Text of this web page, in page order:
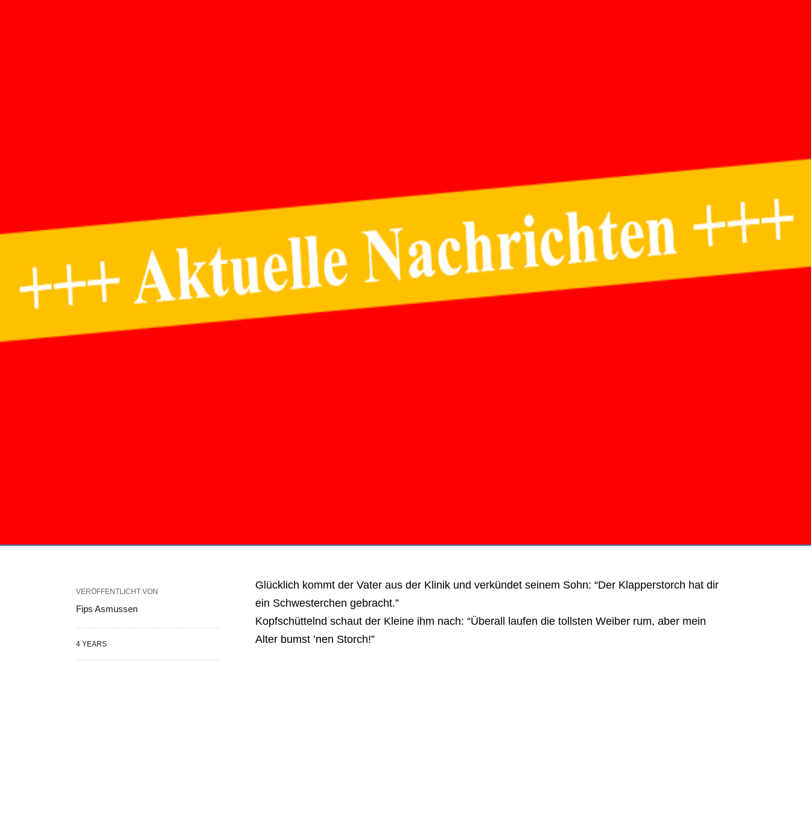
Glücklich kommt der Vater aus der Klinik und verkündet seinem Sohn: “Der Klapperstorch hat dir
ein Schwesterchen gebracht.”
Kopfschüttelnd schaut der Kleine ihm nach: “Überall laufen die tollsten Weiber rum, aber mein
Alter bumst ’nen Storch!”
VERÖFFENTLICHT VON
Fips Asmussen
4 YEARS